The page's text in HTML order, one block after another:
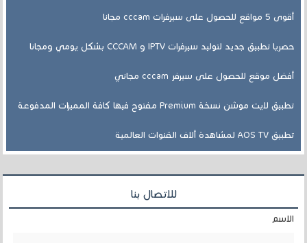
أقوى 5 مواقع للحصول على سيرفرات cccam مجانا
حصريا تطبيق جديد لتوليد سيرفرات IPTV و CCCAM بشكل يومي ومجانا
أفضل موقع للحصول على سيرفر cccam مجاني
تطبيق لايت موشن نسخة Premium مفتوح فيها كافة المميزات المدفوعة
تطبيق AOS TV لمشاهدة ألاف القنوات العالمية
للاتصال بنا
الاسم